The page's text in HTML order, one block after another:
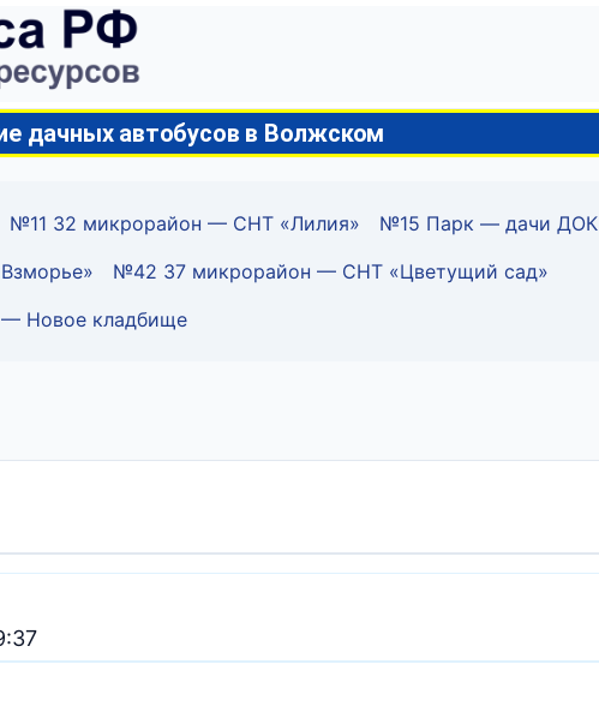
дачных автобусов в Волжском
№11 32 микрорайон — СНТ «Лилия»
№15 Парк — дачи ДОК
№42 37 микрорайон — СНТ «Цветущий сад»
Новое кладбище